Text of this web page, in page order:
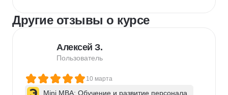
Другие отзывы о курсе
Алексей З.
Пользователь
10 марта
Mini MBA: Обучение и развитие персонала